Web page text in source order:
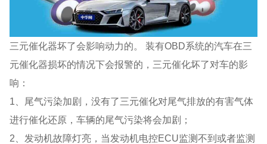
三元催化器坏了会影响动力的。 装有OBD系统的汽车在三
元催化器损坏的情况下会报警的，三元催化坏了对车的影
响：
1、尾气污染加剧，没有了三元催化对尾气排放的有害气体
进行催化还原，车辆的尾气污染将会加剧；
2、发动机故障灯亮，当发动机电控ECU监测不到或者监测